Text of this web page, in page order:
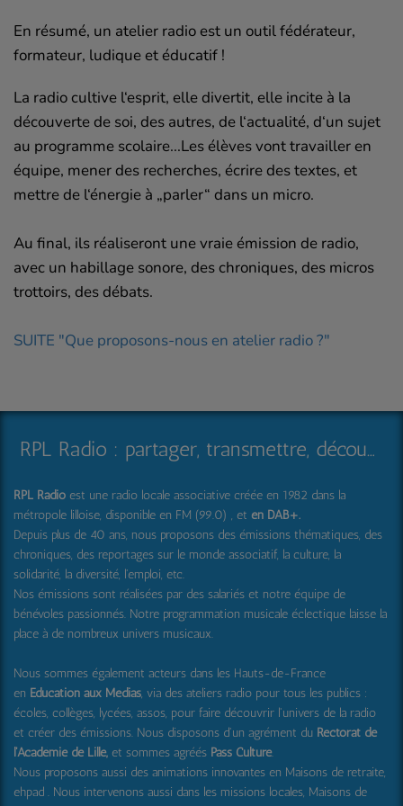
En résumé, un atelier radio est un outil fédérateur,
formateur, ludique et éducatif !
La radio cultive l‘esprit, elle divertit, elle incite à la
découverte de soi, des autres, de l‘actualité, d‘un sujet
au programme scolaire...Les élèves vont travailler en
équipe, mener des recherches, écrire des textes, et
mettre de l‘énergie à „parler“ dans un micro.
Au final, ils réaliseront une vraie émission de radio,
avec un habillage sonore, des chroniques, des micros
trottoirs, des débats.
SUITE "Que proposons-nous en atelier radio ?"
RPL Radio : partager, transmettre, découvrir et surprendre
RPL Radio est une radio locale associative créée en 1982 dans la
métropole lilloise, disponible en FM (99.0) , et en DAB+.
Depuis plus de 40 ans, nous proposons des émissions thématiques, des
chroniques, des reportages sur le monde associatif, la culture, la
solidarité, la diversité, l'emploi, etc.
Nos émissions sont réalisées par des salariés et notre équipe de
bénévoles passionnés. Notre programmation musicale éclectique laisse la
place à de nombreux univers musicaux.
Nous sommes également acteurs dans les Hauts-de-France
en Education aux Médias, via des ateliers radio pour tous les publics :
écoles, collèges, lycées, assos, pour faire découvrir l'univers de la radio
et créer des émissions. Nous disposons d'un agrément du Rectorat de
l'Académie de Lille, et sommes agréés Pass Culture.
Nous proposons aussi des animations innovantes en Maisons de retraite,
ehpad . Nous intervenons aussi dans les missions locales, Maisons de